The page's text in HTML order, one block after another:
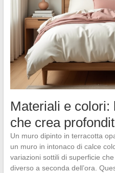
Materiali e colori:
che crea
Un muro dipinto in terracotta
un muro in intonaco di calce
variazioni sottili di superficie
diverso a seconda dell’ora.